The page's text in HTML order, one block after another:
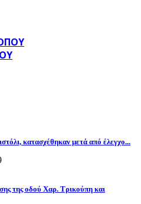
κατασχέθηκαν μετά από έλεγχο...
της οδού Χαρ. Τρικούπη και